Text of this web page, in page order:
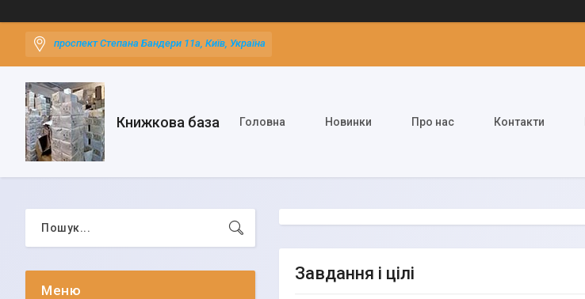
проспект Степана Бандери 11а, Київ, Україна
Книжкова база Головна Новинки Про нас Контакти
Завдання і цілі